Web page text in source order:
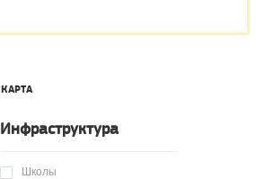
КАРТА
Инфраструктура
Школы